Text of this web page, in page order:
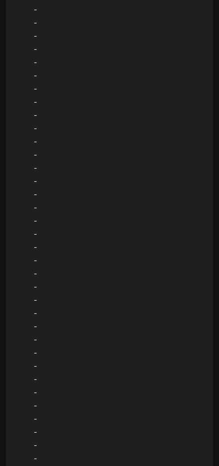
-
-
-
-
-
-
-
-
-
-
-
-
-
-
-
-
-
-
-
-
-
-
-
-
-
-
-
-
-
-
-
-
-
-
-